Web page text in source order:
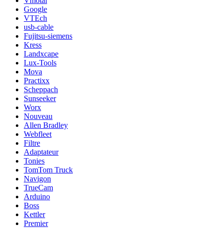
Google
VTEch
usb-cable
Fujitsu-siemens
Kress
Landxcape
Lux-Tools
Mova
Practixx
Scheppach
Sunseeker
Worx
Nouveau
Allen Bradley
Webfleet
Filtre
Adaptateur
Tonies
TomTom Truck
Navigon
TrueCam
Arduino
Boss
Kettler
Premier